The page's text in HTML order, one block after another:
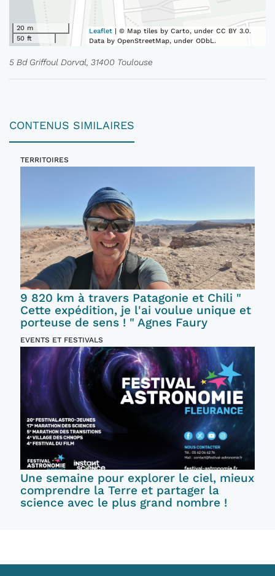
20 m
50 ft
Leaflet | © Map tiles by Carto, under CC BY 3.0.
Data by OpenStreetMap, under ODbL.
5 Bd Griffoul Dorval, 31400 Toulouse
CONTENUS SIMILAIRES
TERRITOIRES
9 820 km à travers Patagonie et Chili "
Cette expédition, je l'ai voulue unique et
porteuse de sens ! " Agnes Faury
EVENTS ET FESTIVALS
Une semaine pour explorer le ciel, mieux
comprendre la Terre et partager la
science avec le plus grand nombre !